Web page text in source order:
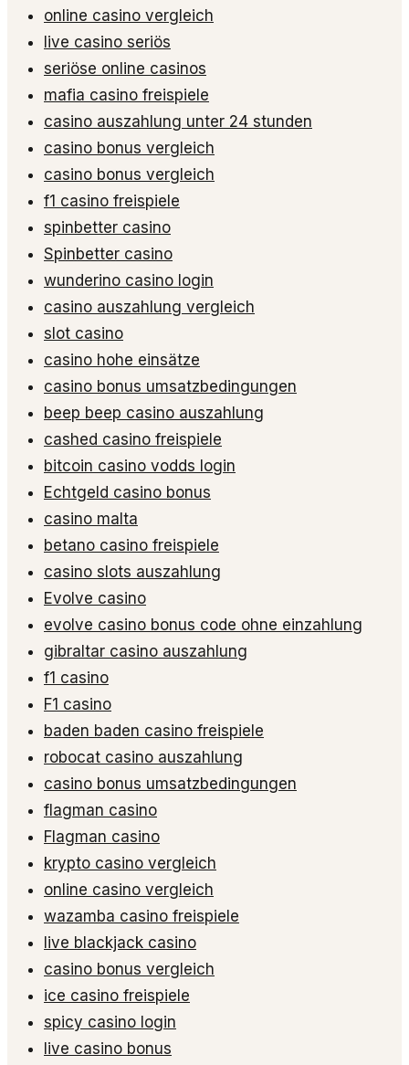
online casino vergleich
live casino seriös
seriöse online casinos
mafia casino freispiele
casino auszahlung unter 24 stunden
casino bonus vergleich
casino bonus vergleich
f1 casino freispiele
spinbetter casino
Spinbetter casino
wunderino casino login
casino auszahlung vergleich
slot casino
casino hohe einsätze
casino bonus umsatzbedingungen
beep beep casino auszahlung
cashed casino freispiele
bitcoin casino vodds login
Echtgeld casino bonus
casino malta
betano casino freispiele
casino slots auszahlung
Evolve casino
evolve casino bonus code ohne einzahlung
gibraltar casino auszahlung
f1 casino
F1 casino
baden baden casino freispiele
robocat casino auszahlung
casino bonus umsatzbedingungen
flagman casino
Flagman casino
krypto casino vergleich
online casino vergleich
wazamba casino freispiele
live blackjack casino
casino bonus vergleich
ice casino freispiele
spicy casino login
live casino bonus